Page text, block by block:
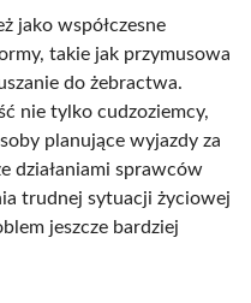
jako współczesne
takie jak przymusowa
do żebractwa.
nie tylko cudzoziemcy,
planujące wyjazdy za
działaniami sprawców
trudnej sytuacji życiowej
jeszcze bardziej